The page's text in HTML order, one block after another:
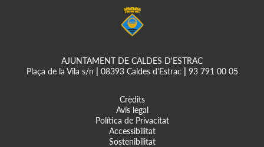
AJUNTAMENT DE CALDES D'ESTRAC
Plaça de la Vila s/n
08393 Caldes d'Estrac 93 791 00 05
Crèdits
Avís legal
Política de Privacitat
Accessibilitat
Sostenibilitat